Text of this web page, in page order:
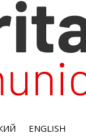
ENGLISH